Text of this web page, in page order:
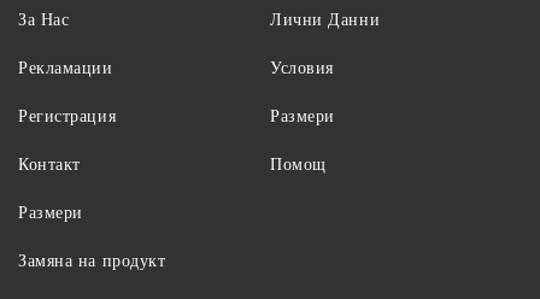
За Нас
Рекламации
Регистрация
Контакт
Лични Данни
Условия
Размери
Помощ
Размери
Замяна на продукт